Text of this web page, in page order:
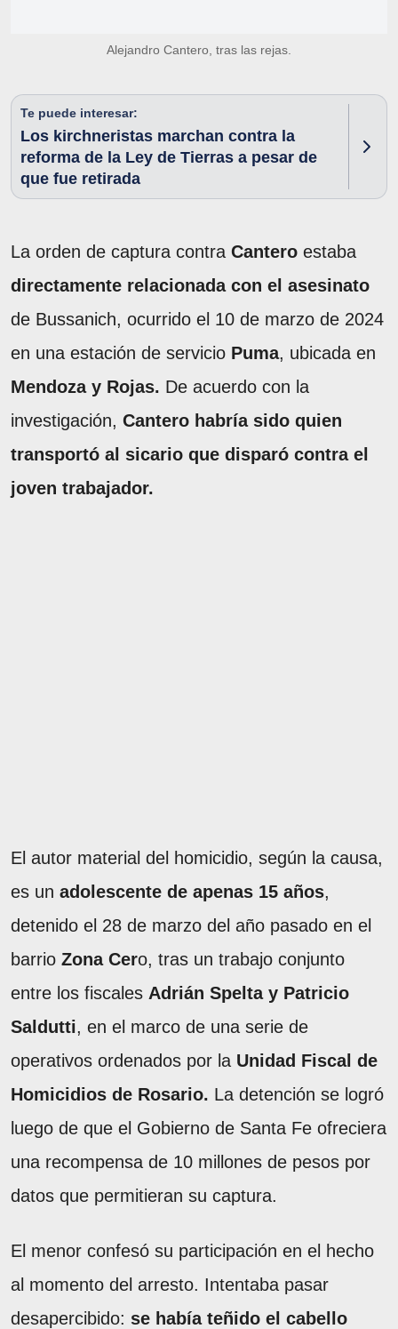
Alejandro Cantero, tras las rejas.
Te puede interesar:
Los kirchneristas marchan contra la
reforma de la Ley de Tierras a pesar de
que fue retirada
La orden de captura contra Cantero estaba
directamente relacionada con el asesinato
de Bussanich, ocurrido el 10 de marzo de 2024
en una estación de servicio Puma, ubicada en
Mendoza y Rojas. De acuerdo con la
investigación, Cantero habría sido quien
transportó al sicario que disparó contra el
joven trabajador.
El autor material del homicidio, según la causa,
es un adolescente de apenas 15 años,
detenido el 28 de marzo del año pasado en el
barrio Zona Cero, tras un trabajo conjunto
entre los fiscales Adrián Spelta y Patricio
Saldutti, en el marco de una serie de
operativos ordenados por la Unidad Fiscal de
Homicidios de Rosario. La detención se logró
luego de que el Gobierno de Santa Fe ofreciera
una recompensa de 10 millones de pesos por
datos que permitieran su captura.
El menor confesó su participación en el hecho
al momento del arresto. Intentaba pasar
desapercibido: se había teñido el cabello